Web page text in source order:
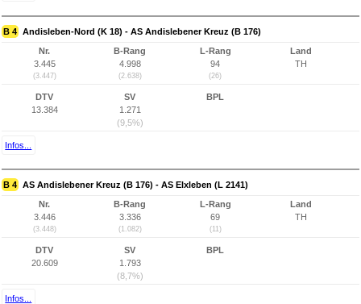
B 4 Andisleben-Nord (K 18) - AS Andislebener Kreuz (B 176)
Nr.
3.445
(3.447)
B-Rang
4.998
(2.638)
L-Rang
94
(26)
Land
TH
DTV
13.384
SV
1.271
(9,5%)
BPL
Infos...
B 4 AS Andislebener Kreuz (B 176) - AS Elxleben (L 2141)
Nr.
3.446
(3.448)
B-Rang
3.336
(1.082)
L-Rang
69
(11)
Land
TH
DTV
20.609
SV
1.793
(8,7%)
BPL
Infos...